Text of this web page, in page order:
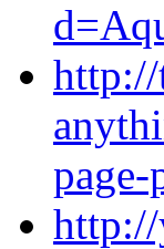
page-